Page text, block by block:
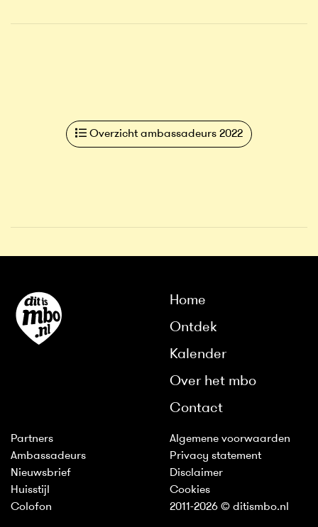
Overzicht ambassadeurs 2022
Home
Ontdek
Kalender
Over het mbo
Contact
Partners
Ambassadeurs
Nieuwsbrief
Huisstijl
Colofon
Algemene voorwaarden
Privacy statement
Disclaimer
Cookies
2011-2026 © ditismbo.nl